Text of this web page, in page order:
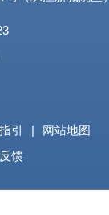
引 |
网站地图
馈